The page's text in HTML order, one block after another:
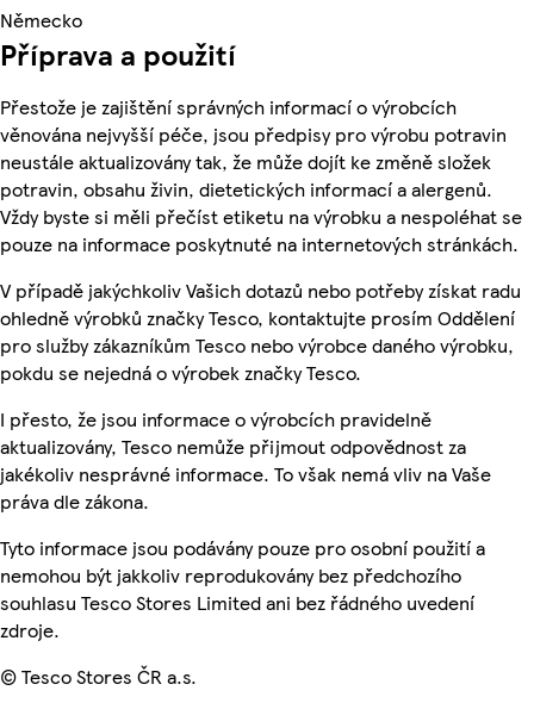
Německo
Příprava a použití
Přestože je zajištění správných informací o výrobcích
věnována nejvyšší péče, jsou předpisy pro výrobu potravin
neustále aktualizovány tak, že může dojít ke změně složek
potravin, obsahu živin, dietetických informací a alergenů.
Vždy byste si měli přečíst etiketu na výrobku a nespoléhat se
pouze na informace poskytnuté na internetových stránkách.
V případě jakýchkoliv Vašich dotazů nebo potřeby získat radu
ohledně výrobků značky Tesco, kontaktujte prosím Oddělení
pro služby zákazníkům Tesco nebo výrobce daného výrobku,
pokdu se nejedná o výrobek značky Tesco.
I přesto, že jsou informace o výrobcích pravidelně
aktualizovány, Tesco nemůže přijmout odpovědnost za
jakékoliv nesprávné informace. To však nemá vliv na Vaše
práva dle zákona.
Tyto informace jsou podávány pouze pro osobní použití a
nemohou být jakkoliv reprodukovány bez předchozího
souhlasu Tesco Stores Limited ani bez řádného uvedení
zdroje.
© Tesco Stores ČR a.s.